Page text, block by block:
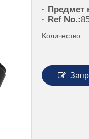
· Предмет
· Ref No.:
Количество: